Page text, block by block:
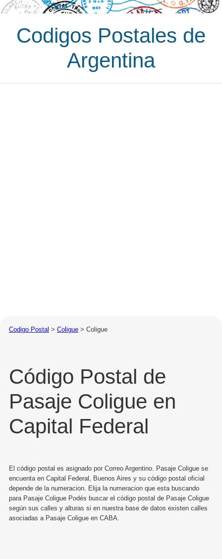
Codigos Postales de
Argentina
Codigo Postal > Coligue > Coligue
Código Postal de
Pasaje Coligue en
Capital Federal
El código postal es asignado por Correo Argentino. Pasaje Coligue se
encuenta en Capital Federal, Buenos Aires y su código postal oficial
depende de la numeracion. Elija la numeracion que esta buscando
para Pasaje Coligue Podés buscar el código postal de Pasaje Coligue
según sus calles y alturas si en nuestra base de datos existen calles
asociadas a Pasaje Coligue en CABA.